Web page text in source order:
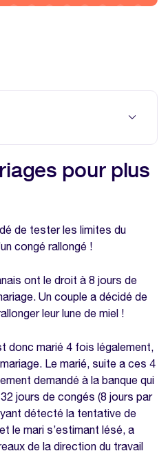
sur la même
heures supplémentaires
pour plus
de tester les limites du
congé rallongé !
ont le droit à 8 jours de
Un couple a décidé de
leur lune de miel !
donc marié 4 fois légalement,
Le marié, suite a ces 4
demandé à la banque qui
jours de congés (8 jours par
détecté la tentative de
le mari s’estimant lésé, a
de la direction du travail